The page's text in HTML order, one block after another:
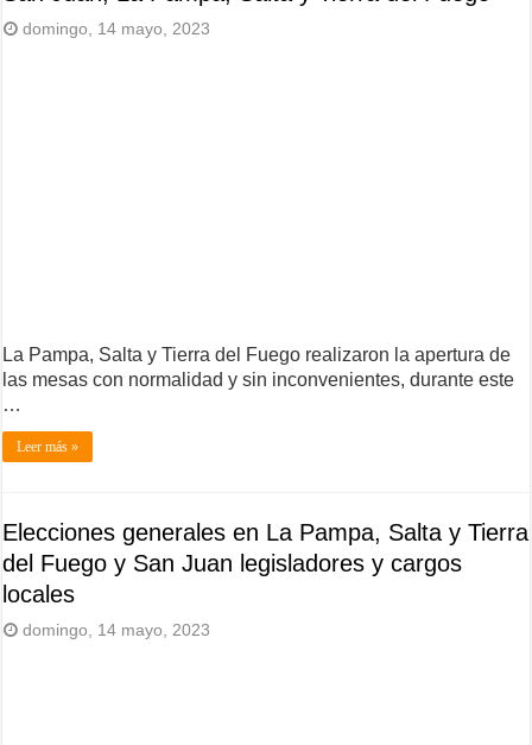
domingo, 14 mayo, 2023
La Pampa, Salta y Tierra del Fuego realizaron la apertura de
las mesas con normalidad y sin inconvenientes, durante este
…
Leer más »
Elecciones generales en La Pampa, Salta y Tierra
del Fuego y San Juan legisladores y cargos
locales
domingo, 14 mayo, 2023